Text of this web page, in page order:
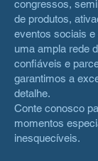
congressos,
de produtos,
eventos sociais
uma ampla rede
confiáveis e
garantimos a
detalhe.
Conte conosco
momentos
inesquecíveis.